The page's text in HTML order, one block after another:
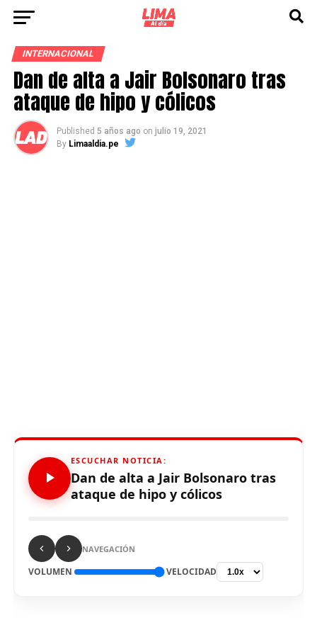
INTERNACIONAL
Dan de alta a Jair Bolsonaro tras
ataque de hipo y cólicos
Published 5 años ago on julio 19, 2021
By Limaaldia.pe
ESCUCHAR NOTICIA:
Dan de alta a Jair Bolsonaro tras
ataque de hipo y cólicos
NAVEGACIÓN
VOLUMEN VELOCIDAD